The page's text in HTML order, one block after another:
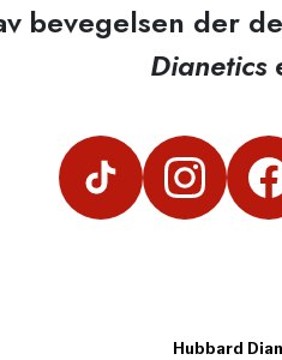
bevegelsen der
Dianetics
Hubbard